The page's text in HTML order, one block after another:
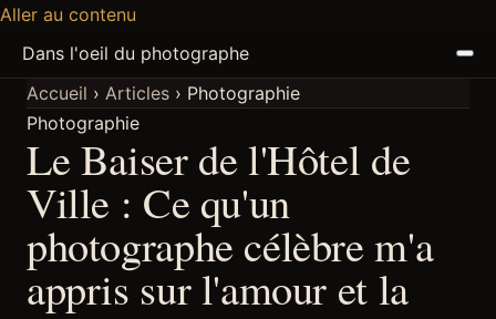
Aller au contenu
Dans l'oeil du photographe
ACCUEIL
ARTICLES
PODCAST
À PROPOS
Accueil › Articles › Photographie
Photographie
Le Baiser de l'Hôtel de
Ville : Ce qu'un
photographe célèbre m'a
appris sur l'amour et la